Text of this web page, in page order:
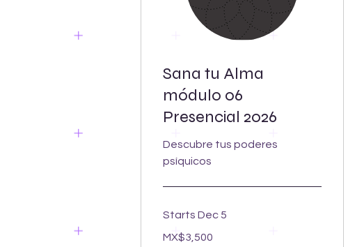
Sana tu Alma
módulo 06
Presencial 2026
Descubre tus poderes
psíquicos
Starts Dec 5
Mexican
MX$3,500